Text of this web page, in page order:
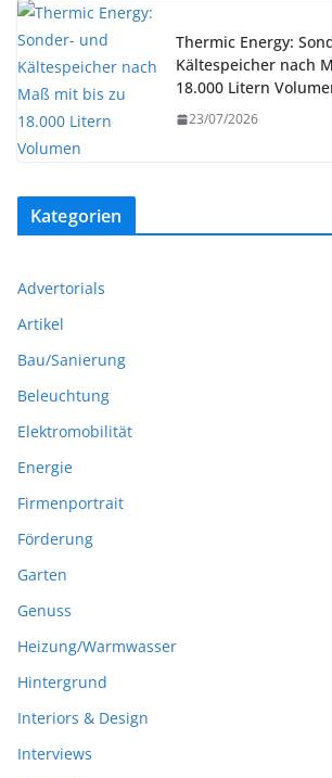
Thermic Energy:
Kältespeicher nach
18.000 Litern
23/07/2026
Kategorien
Advertorials
Artikel
Bau/Sanierung
Beleuchtung
Elektromobilität
Energie
Firmenportrait
Förderung
Garten
Genuss
Heizung/Warmwasser
Hintergrund
Interiors & Design
Interviews